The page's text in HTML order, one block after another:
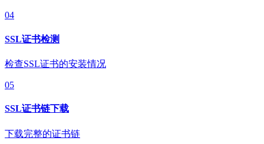
04
SSL证书检测
检查SSL证书的安装情况
05
SSL证书链下载
下载完整的证书链